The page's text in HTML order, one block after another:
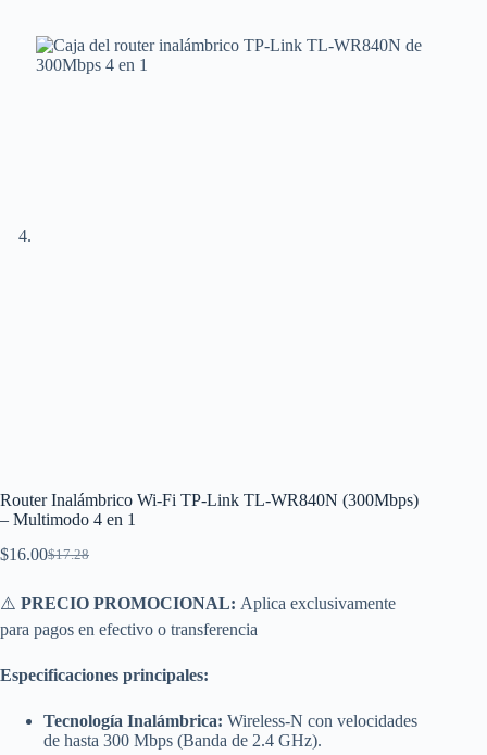
Router Inalámbrico Wi-Fi TP-Link TL-WR840N (300Mbps)
– Multimodo 4 en 1
$17.28
El
original
era:
$17.28.
$16.00El
actual
es:
$16.00.
⚠️ PRECIO PROMOCIONAL: Aplica exclusivamente
para pagos en efectivo o transferencia
Especificaciones principales:
Tecnología Inalámbrica: Wireless-N con velocidades
de hasta 300 Mbps (Banda de 2.4 GHz).